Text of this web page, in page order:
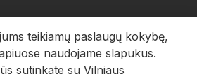
Vilnius
teikiamų paslaugų kokybę,
naudojame slapukus.
sutinkate su Vilniaus